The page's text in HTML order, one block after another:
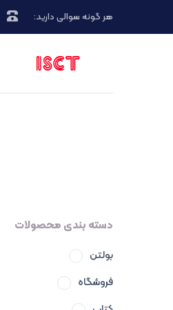
هر گونه سوالی دارید:
دسته بندی محصولات
بولتن
فروشگاه